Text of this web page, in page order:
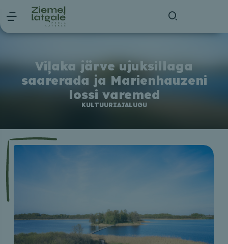
Viļaka järve ujuksillaga
saarerada ja Marienhauzeni
lossi varemed
KULTUURIAJALUGU